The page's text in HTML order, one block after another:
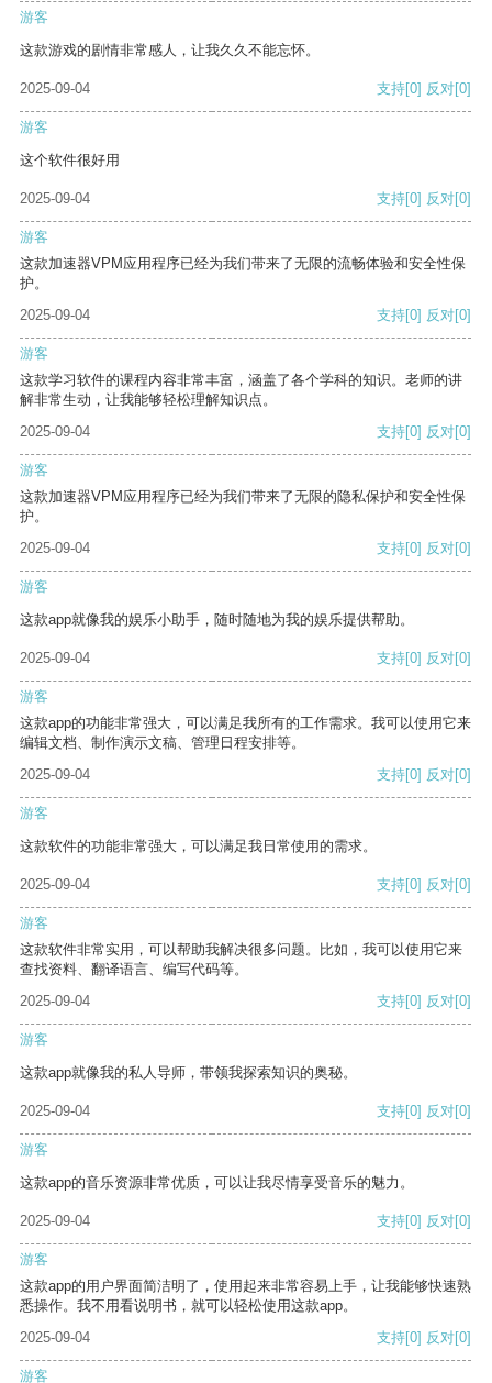
游客
这款游戏的剧情非常感人，让我久久不能忘怀。
2025-09-04 支持[0] 反对[0]
游客
这个软件很好用
2025-09-04 支持[0] 反对[0]
游客
这款加速器VPM应用程序已经为我们带来了无限的流畅体验和安全性保
护。
2025-09-04
支持[0] 反对[0]
游客
这款学习软件的课程内容非常丰富，涵盖了各个学科的知识。老师的讲
解非常生动，让我能够轻松理解知识点。
2025-09-04
支持[0] 反对[0]
游客
这款加速器VPM应用程序已经为我们带来了无限的隐私保护和安全性保
护。
2025-09-04
支持[0] 反对[0]
游客
这款app就像我的娱乐小助手，随时随地为我的娱乐提供帮助。
2025-09-04 支持[0] 反对[0]
游客
这款app的功能非常强大，可以满足我所有的工作需求。我可以使用它来
编辑文档、制作演示文稿、管理日程安排等。
2025-09-04
支持[0] 反对[0]
游客
这款软件的功能非常强大，可以满足我日常使用的需求。
2025-09-04 支持[0] 反对[0]
游客
这款软件非常实用，可以帮助我解决很多问题。比如，我可以使用它来
查找资料、翻译语言、编写代码等。
2025-09-04
支持[0] 反对[0]
游客
这款app就像我的私人导师，带领我探索知识的奥秘。
2025-09-04 支持[0] 反对[0]
游客
这款app的音乐资源非常优质，可以让我尽情享受音乐的魅力。
2025-09-04 支持[0] 反对[0]
游客
这款app的用户界面简洁明了，使用起来非常容易上手，让我能够快速熟
悉操作。我不用看说明书，就可以轻松使用这款app。
2025-09-04
支持[0] 反对[0]
游客